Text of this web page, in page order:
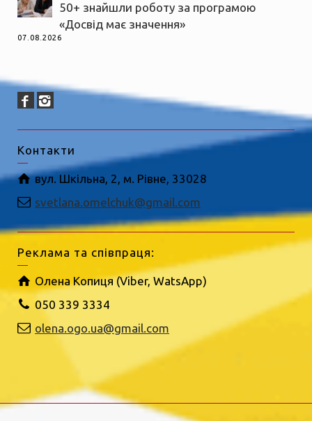
50+ знайшли роботу за програмою
«Досвід має значення»
07.08.2026
Контакти
вул. Шкільна, 2, м. Рівне, 33028
svetlana.omelchuk@gmail.com
Реклама та співпраця:
Олена Копиця (Viber, WatsApp)
050 339 3334
olena.ogo.ua@gmail.com